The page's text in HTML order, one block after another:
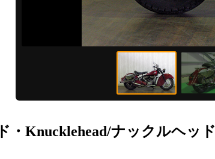
・Knucklehead/ナックルヘッド